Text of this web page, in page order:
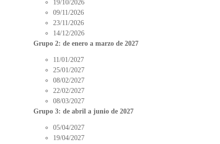
19/10/2026
09/11/2026
23/11/2026
14/12/2026
Grupo 2: de enero a marzo de 2027
11/01/2027
25/01/2027
08/02/2027
22/02/2027
08/03/2027
Grupo 3: de abril a junio de 2027
05/04/2027
19/04/2027